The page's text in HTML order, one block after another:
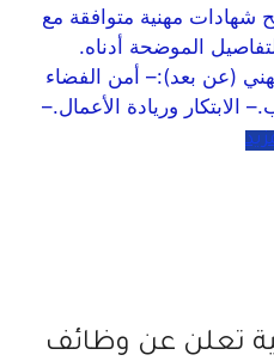
شهادات مهنية متوافقة مع
الموضحة أدناه.
(عن بعد):– أمن الفضاء
الابتكار وريادة الأعمال.–
تعلن عن وظائف